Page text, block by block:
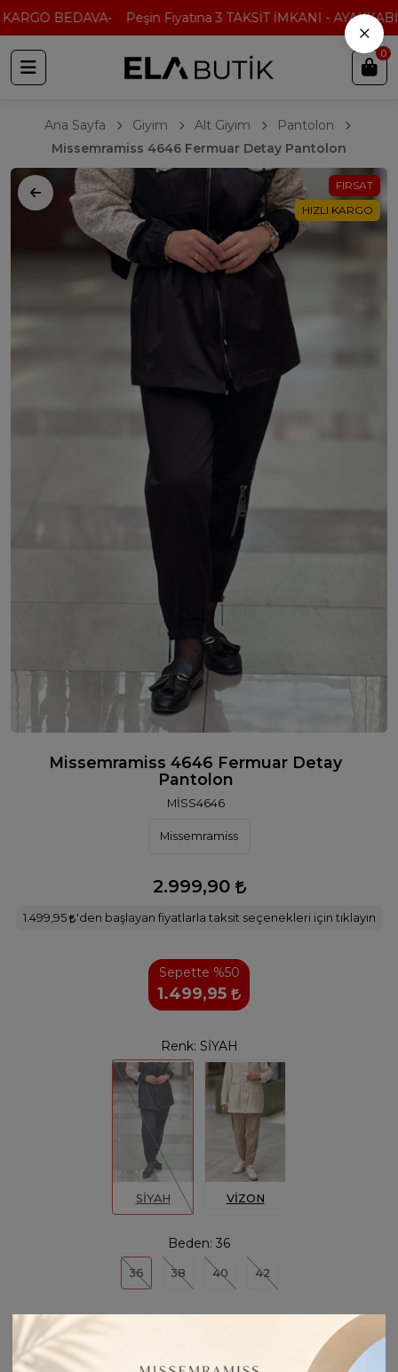
BEDAVA Peşin Fiyatına 3 TAKSİT İMKANI -
0
Ana Sayfa Giyim Alt Giyim
Pantolon
Missemramiss 4646 Fermuar Detay Pantolon
FIRSAT
HIZLI KARGO
Missemramiss 4646 Fermuar Detay
Pantolon
MİSS4646
Missemramiss
2.999,90
1.499,95 'den başlayan fiyatlarla taksit seçenekleri için tıklayın
Sepette %50
1.499,95
Renk: SİYAH
SİYAH VİZON
Beden: 36
36 38 40 42
×